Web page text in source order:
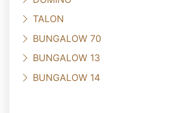
TALON
BUNGALOW 70
BUNGALOW 13
BUNGALOW 14